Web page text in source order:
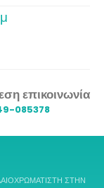
επικοινωνία
085378
ΣΤΗΝ